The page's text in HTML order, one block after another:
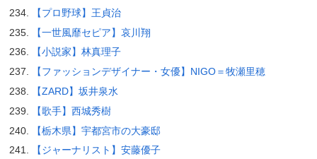
【プロ野球】王貞治
【一世風靡セピア】哀川翔
【小説家】林真理子
【ファッションデザイナー・女優】NIGO＝牧瀬里穂
【ZARD】坂井泉水
【歌手】西城秀樹
【栃木県】宇都宮市の大豪邸
【ジャーナリスト】安藤優子